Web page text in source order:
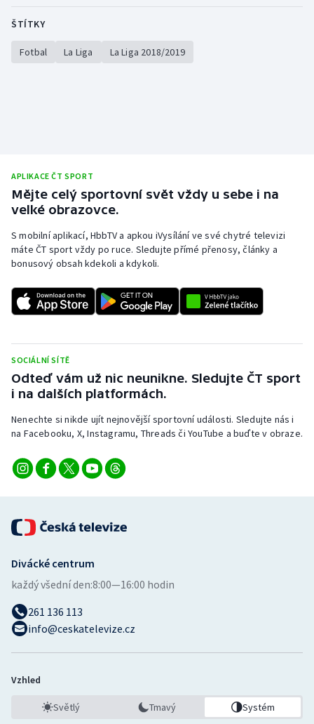
Veslování
Vodní slalom
Volejbal
Ostatní
ŠTÍTKY
Fotbal La Liga La Liga 2018/2019
APLIKACE ČT SPORT
Mějte celý sportovní svět vždy u sebe i na
velké obrazovce.
S mobilní aplikací, HbbTV a apkou iVysílání ve své chytré televizi
máte ČT sport vždy po ruce. Sledujte přímé přenosy, články a
bonusový obsah kdekoli a kdykoli.
SOCIÁLNÍ SÍTĚ
Odteď vám už nic neunikne. Sledujte ČT sport
i na dalších platformách.
Nenechte si nikde ujít nejnovější sportovní události. Sledujte nás i
na Facebooku, X, Instagramu, Threads či YouTube a buďte v obraze.
Divácké centrum
každý všední den:8:00—16:00 hodin
261 136 113
info@ceskatelevize.cz
Vzhled
Světlý Tmavý Systém